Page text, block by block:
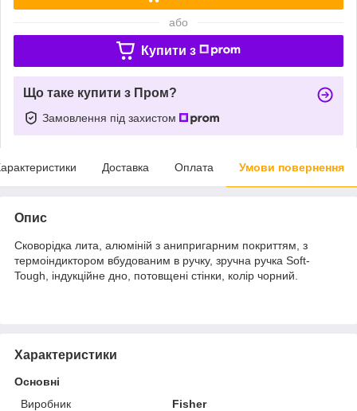
або
Купити з
Що таке купити з Пром?
Замовлення під захистом
Доставка Оплата Умови повернення
Опис
Сковорідка лита, алюміній з анипригарним покриттям, з
термоіндиктором вбудованим в ручку, зручна ручка Soft-
Tough, індукційне дно, потовщені стінки, колір чорний.
Характеристики
Основні
Виробник
Fisher